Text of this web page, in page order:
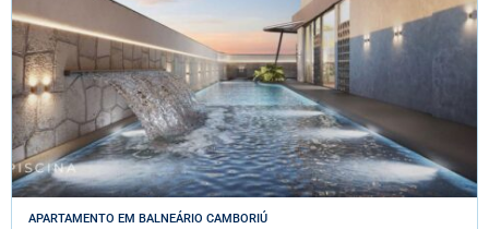
APARTAMENTO EM BALNEÁRIO CAMBORIÚ